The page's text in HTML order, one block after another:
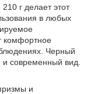
г делает этот
в любых
комфортное
Черный
и современный вид.
и